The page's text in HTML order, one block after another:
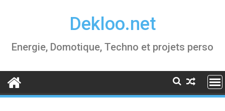
Dekloo.net
Energie, Domotique, Techno et projets perso